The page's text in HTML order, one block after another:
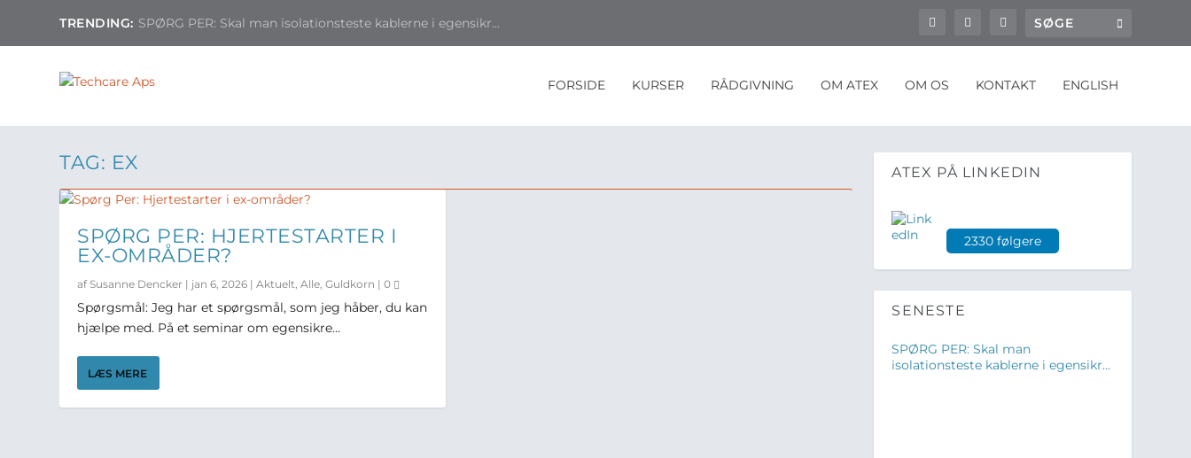
TRENDING: SPØRG PER: Skal man isolationsteste kablerne i egensikr...
FORSIDE KURSER RÅDGIVNING OM ATEX OM OS KONTAKT ENGLISH
TAG: EX
SPØRG PER: HJERTESTARTER I
EX-OMRÅDER?
afSusanne Dencker | jan 6, 2026 |Aktuelt,Alle,Guldkorn |0
Spørgsmål: Jeg har et spørgsmål, som jeg håber, du kan
hjælpe med. På et seminar om egensikre...
LÆS MERE
ATEX PÅ LINKEDIN
2330 følgere
SENESTE
SPØRG PER: Skal man
isolationsteste kablerne i egensikre